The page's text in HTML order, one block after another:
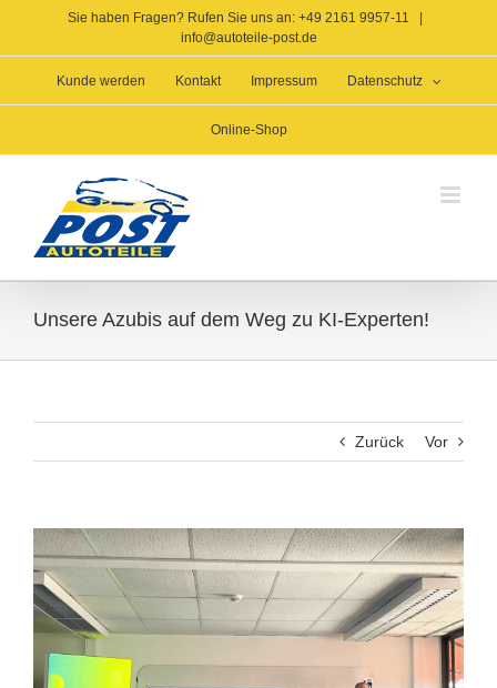
springen
Sie haben Fragen? Rufen Sie uns an: +49 2161 9957-11
info@autoteile-post.de
Kunde werden Kontakt Impressum Datenschutz
Online-Shop
Unsere Azubis auf dem Weg zu KI-Experten!
Zurück Vor
Zeige
grösseres
Bild